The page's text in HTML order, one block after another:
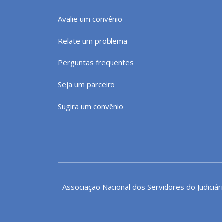
Avalie um convênio
Relate um problema
Perguntas frequentes
Seja um parceiro
Sugira um convênio
Associação Nacional dos Servidores do